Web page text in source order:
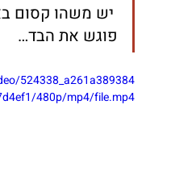
יש משהו קסום
פוגש את הבד…
524338_a261a389384
480p/mp4/file.mp4